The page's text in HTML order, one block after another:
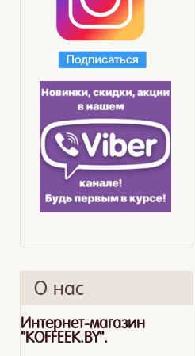
О нас
Интернет-магазин
"KOFFEEK.BY".